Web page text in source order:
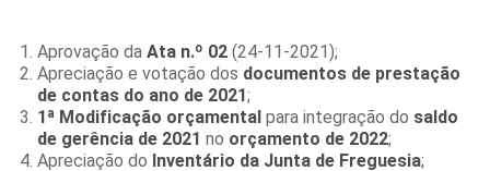
Aprovação da Ata n.º 02 (24-11-2021);
Apreciação e votação dos documentos de prestação
de contas do ano de 2021;
1ª Modificação orçamental para integração do saldo
de gerência de 2021 no orçamento de 2022;
Apreciação do Inventário da Junta de Freguesia;